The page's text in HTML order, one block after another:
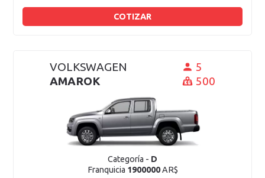
COTIZAR
VOLKSWAGEN
AMAROK
5
500
Categoría - D
Franquicia 1900000AR$